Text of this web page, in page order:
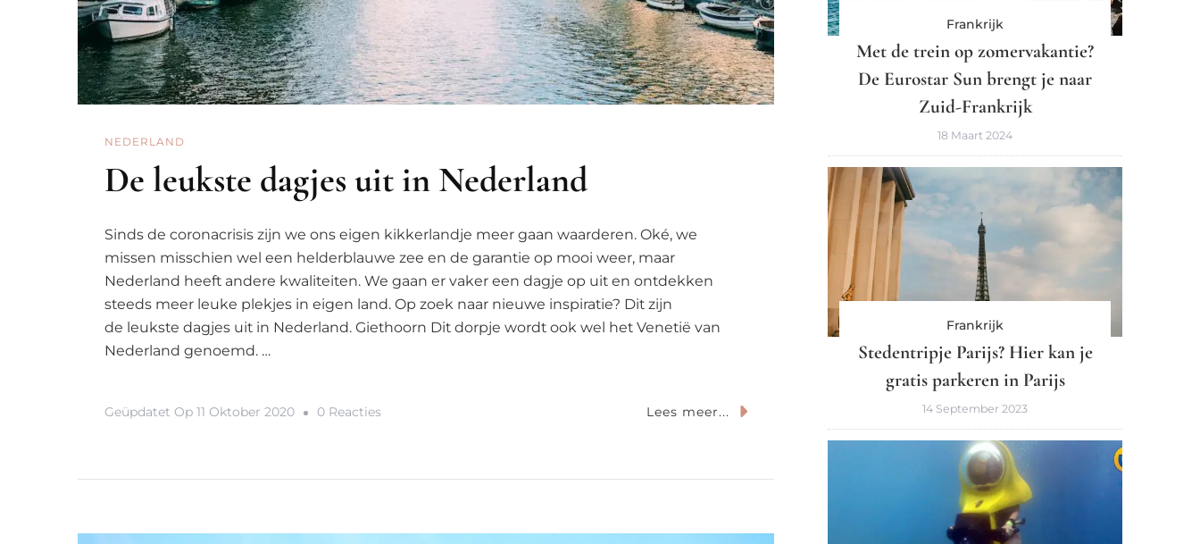
NEDERLAND
De leukste dagjes uit in Nederland
Sinds de coronacrisis zijn we ons eigen kikkerlandje meer gaan waarderen. Oké, we
missen misschien wel een helderblauwe zee en de garantie op mooi weer, maar
Nederland heeft andere kwaliteiten. We gaan er vaker een dagje op uit en ontdekken
steeds meer leuke plekjes in eigen land. Op zoek naar nieuwe inspiratie? Dit zijn
de leukste dagjes uit in Nederland. Giethoorn Dit dorpje wordt ook wel het Venetië van
Nederland genoemd. …
Geüpdatet Op 11 Oktober 2020 0 ReactiesOp
Lees meer...
Frankrijk
Met de trein op zomervakantie?
De Eurostar Sun brengt je naar
Zuid-Frankrijk
18 Maart 2024
Frankrijk
Stedentripje Parijs? Hier kan je
gratis parkeren in Parijs
14 September 2023